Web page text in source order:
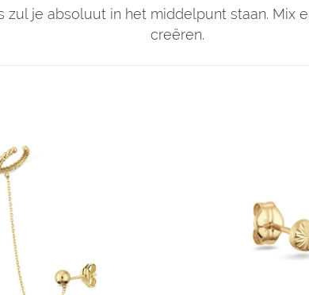
zul je absoluut in het middelpunt staan.
creëren.